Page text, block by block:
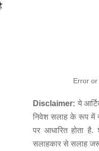
Error
Disclaimer: ये
निवेश सलाह के रूप में
पर आधारित होता
सलाहकार से सलाह